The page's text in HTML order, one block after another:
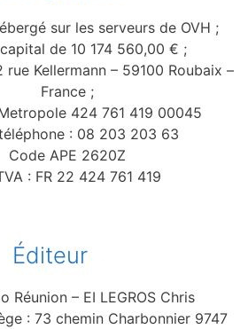
sur les serveurs de OVH ;
de 10 174 560,00 € ;
rue Kellermann – 59100 Roubaix –
France ;
424 761 419 00045
: 08 203 203 63
Code APE 2620Z
: FR 22 424 761 419
Éditeur
Réunion – EI LEGROS Chris
: 73 chemin Charbonnier 9747